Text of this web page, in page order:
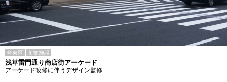
台東区 商業施設
浅草雷門通り商店街アーケード
アーケード改修に伴うデザイン監修